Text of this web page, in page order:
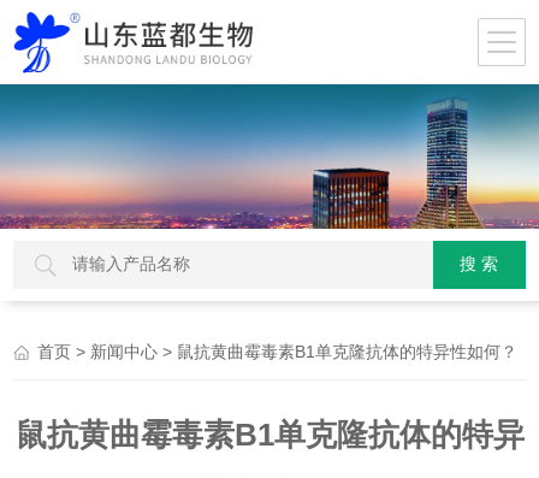
首页 > 新闻中心 > 鼠抗黄曲霉毒素B1单克隆抗体的特异性如何？
鼠抗黄曲霉毒素B1单克隆抗体的特异